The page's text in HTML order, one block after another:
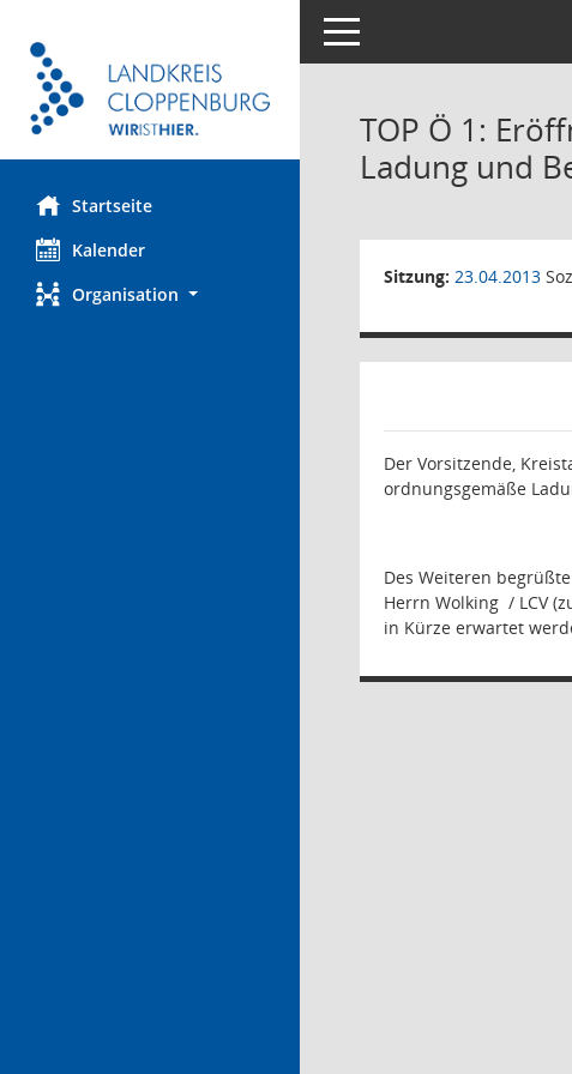
Startseite
Kalender
Organisation
Toggle navigation
TOP Ö 1:
Ladung und
Sitzung: 23.04.2013
Der Vorsitzende,
ordnungsgemäße
Des Weiteren
Herrn Wolking / LCV
in Kürze erwartet